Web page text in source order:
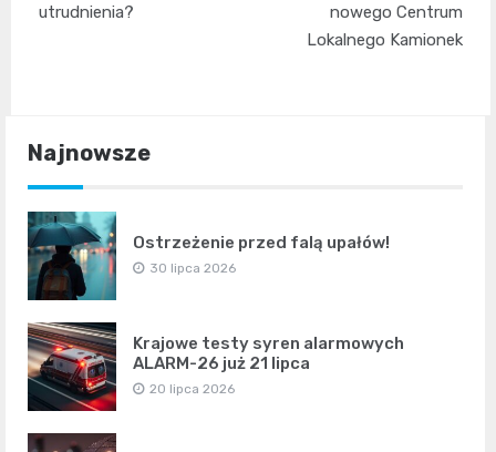
utrudnienia?
nowego Centrum
Lokalnego Kamionek
Najnowsze
Ostrzeżenie przed falą upałów!
30 lipca 2026
Krajowe testy syren alarmowych
ALARM-26 już 21 lipca
20 lipca 2026